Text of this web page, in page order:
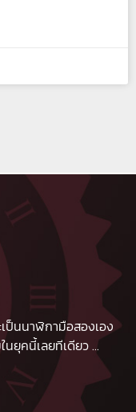
ป็นนาฬิกามือสองเอง
นยุคนี้เลยทีเดียว...